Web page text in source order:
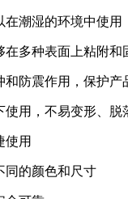
在潮湿的环境中使用
在多种表面上粘附和
和防震作用，保护产
使用，不易变形、脱
使用
同的颜色和尺寸